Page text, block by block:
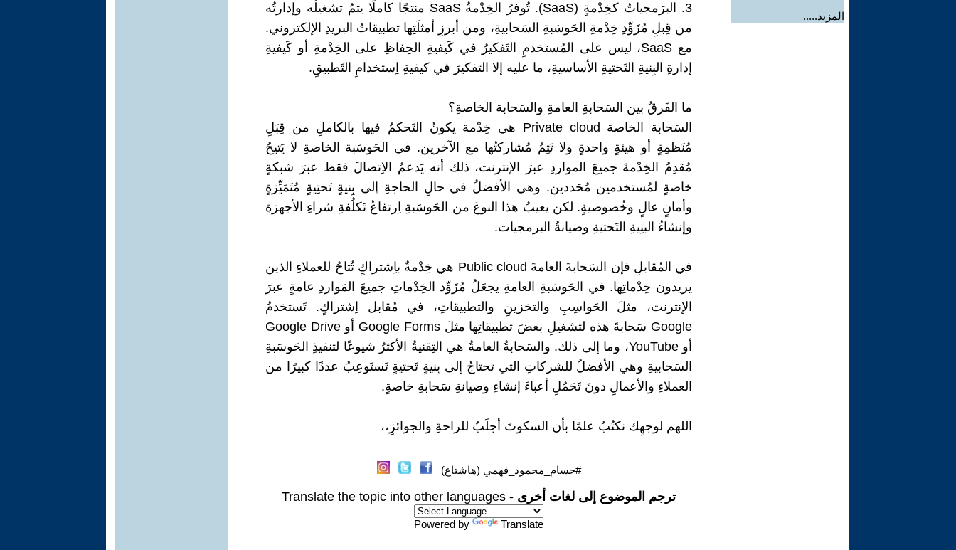
المزيد.....
3. البرَمجياتُ كخِدْمةٍ (SaaS). تُوفرُ الخِدْمةُ SaaS منتجًا كاملًا يتمُ تشغيلُه وإدارتُه
من قِبلِ مُزَوِّدِ خِدْمةِ الحَوسَبةِ السَحابيةِ، ومن أبرزِ أمثلَتِها تطبيقاتُ البريدِ الإلكتروني.
مع SaaS، ليس على المُستخدمِ التَفكيرُ في كَيفيةِ الحِفاظِ على الخِدْمةِ أو كَيفيةِ
إدارةِ البِنيةِ التَحتيةِ الأساسيةِ، ما عليه إلا التفكيرَ في كيفيةِ اِستخدامِ التَطبيقِ.
ما الفَرقُ بين السَحابةِ العامةِ والسَحابة الخاصةِ؟
السَحابة الخاصة Private cloud هي خِدْمة يكونُ التَحكمُ فيها بالكاملِ من قِبَلِ
مُنَظمِةٍ أو هيئةٍ واحدةٍ ولا تَتِمُ مُشاركتُها مع الآخرين. في الحَوسَبة الخاصةِ لا يَتيحُ
مُقدِمُ الخِدْمةَ جميعَ المواردِ عبرَ الإنترنت، ذلك أنه يَدعمُ الاِتصالَ فقط عبرَ شبكةٍ
خاصةٍ لمُستخدمين مُحَددين. وهي الأفضلُ في حالِ الحاجةِ إلى بِنيةٍ تَحتِيةٍ مُتَمَيِّزةٍ
وأمانٍ عالٍ وخُصوصيةٍ. لكن يعيبُ هذا النوعَ من الحَوسَبةِ اِرتفاعُ تَكلُفةِ شراءِ الأجهزةِ
وإنشاءُ البنِيةِ التَحتيةِ وصيانةُ البرمجيات.
في المُقابلِ فإن السَحابةَ العامةَ Public cloud هي خِدْمةٌ باِشتراكٍ تُتاحُ للعملاءِ الذين
يريدون خِدْماتِها. في الحَوسَبةِ العامةِ يجعَلُ مُزَوِّد الخِدْماتِ جميعَ المَواردِ عامةٍ عبرَ
الإنترنت، مثلَ الحَواسِبِ والتخزينِ والتطبيقاتِ، في مُقابل اِشتراكٍ. تَستخدمُ
Google سَحابةَ هذه لتشغيلِ بعضَ تطبيقاتِها مثلَ Google Forms أو Google Drive
أو YouTube، وما إلى ذلك. والسَحابةُ العامةُ هي التِقنيةُ الأكثرُ شيوعًا لتنفيذِ الحَوسَبةِ
السَحابيةِ وهي الأفضلُ للشركاتِ التي تحتاجُ إلى بِنيةٍ تَحتيةٍ تَستَوعِبُ عددًا كبيرًا من
العملاءِ والأعمالِ دونَ تَحَمُلِ أعباءَ إنشاءِ وصيانةِ سَحابةِ خاصةٍ.
اللهم لوجهِك نكتُبُ علمًا بأن السكوتَ أجلَبُ للراحةِ والجوائزِ،،
#حسام_محمود_فهمي (هاشتاغ)
ترجم الموضوع إلى لغات أخرى - Translate the topic into other languages
Powered by Translate